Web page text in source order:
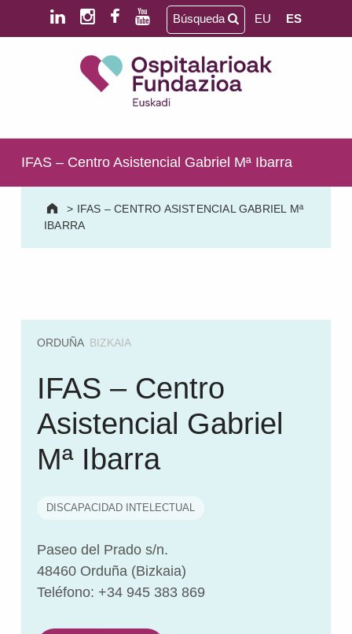
Saltar al contenido principal
Saltar al pie de página
SALUD MENTAL | DISCAPACIDAD INTELECTUAL | NEURORREHABILITACIÓN Y DAÑO CEREBRAL | PERSONA MAYOR
Búsqueda EU ES
IFAS – Centro Asistencial Gabriel Mª Ibarra
> IFAS – CENTRO ASISTENCIAL GABRIEL Mª
IBARRA
ORDUÑA BIZKAIA
IFAS – Centro
Asistencial Gabriel
Mª Ibarra
DISCAPACIDAD INTELECTUAL
Paseo del Prado s/n.
48460 Orduña (Bizkaia)
Teléfono: +34 945 383 869